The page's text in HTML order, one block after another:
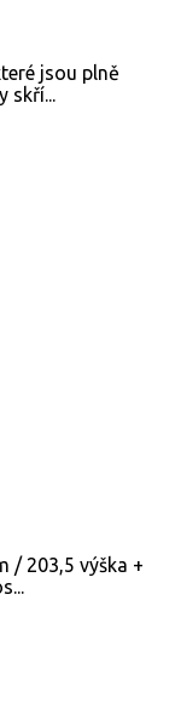
jsou plně
skří...
/ 203,5 výška +